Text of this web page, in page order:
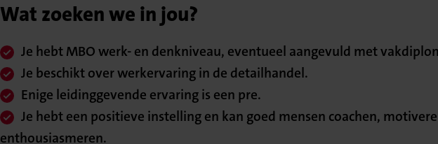
Wat zoeken we in jou?
Je hebt MBO werk- en denkniveau, eventueel aangevuld met
Je beschikt over werkervaring in de detailhandel.
Enige leidinggevende ervaring is een pre.
Je hebt een positieve instelling en kan goed mensen coachen,
enthousiasmeren.